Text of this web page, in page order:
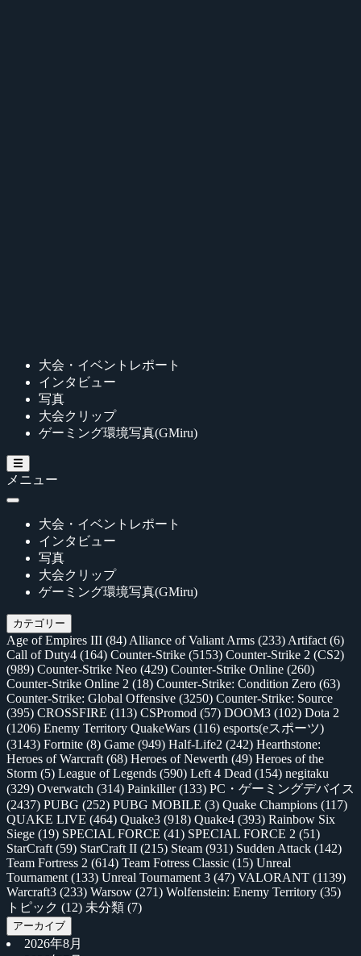
大会・イベントレポート
インタビュー
写真
大会クリップ
ゲーミング環境写真(GMiru)
メニュー
大会・イベントレポート
インタビュー
写真
大会クリップ
ゲーミング環境写真(GMiru)
カテゴリー
Age of Empires III (84) Alliance of Valiant Arms (233) Artifact (6)
Call of Duty4 (164) Counter-Strike (5153) Counter-Strike 2 (CS2)
(989) Counter-Strike Neo (429) Counter-Strike Online (260)
Counter-Strike Online 2 (18) Counter-Strike: Condition Zero (63)
Counter-Strike: Global Offensive (3250) Counter-Strike: Source
(395) CROSSFIRE (113) CSPromod (57) DOOM3 (102) Dota 2
(1206) Enemy Territory QuakeWars (116) esports(eスポーツ)
(3143) Fortnite (8) Game (949) Half-Life2 (242) Hearthstone:
Heroes of Warcraft (68) Heroes of Newerth (49) Heroes of the
Storm (5) League of Legends (590) Left 4 Dead (154) negitaku
(329) Overwatch (314) Painkiller(133) PC・ゲーミングデバイス
(2437) PUBG (252) PUBG MOBILE (3) Quake Champions (117)
QUAKE LIVE (464) Quake3 (918) Quake4 (393) Rainbow Six
Siege (19) SPECIAL FORCE (41) SPECIAL FORCE 2 (51)
StarCraft (59) StarCraft II (215) Steam (931) Sudden Attack (142)
Team Fortress 2 (614) Team Fotress Classic (15) Unreal
Tournament (133) Unreal Tournament 3 (47) VALORANT (1139)
Warcraft3 (233) Warsow (271) Wolfenstein: Enemy Territory (35)
トピック (12) 未分類 (7)
アーカイブ
2026年8月